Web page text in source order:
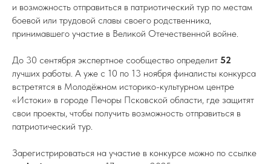
и возможность отправиться в патриотический тур по местам
боевой или трудовой славы своего родственника,
принимавшего участие в Великой Отечественной войне.
До 30 сентября экспертное сообщество определит 52
лучших работы. А уже с 10 по 13 ноября финалисты конкурса
встретятся в Молодёжном историко-культурном центре
«Истоки» в городе Печоры Псковской области, где защитят
свои проекты, чтобы получить возможность отправиться в
патриотический тур.
Зарегистрироваться на участие в конкурсе можно по ссылке